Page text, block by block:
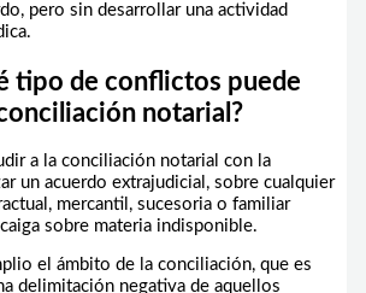
pero sin desarrollar una actividad
tipo de conflictos puede
notarial?
a la conciliación notarial con la
un acuerdo extrajudicial, sobre cualquier
mercantil, sucesoria o familiar
sobre materia indisponible.
el ámbito de la conciliación, que es
delimitación negativa de aquellos